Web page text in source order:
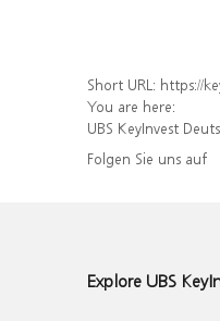
Short URL: https://keyinvest-
You are here:
UBS KeyInvest
Folgen Sie uns auf
Explore UBS